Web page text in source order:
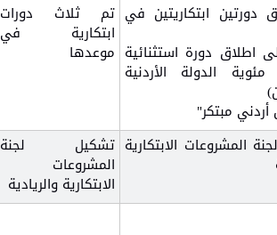
دورتين ابتكاريتين في
اطلاق دورة استثنائية
مئوية الدولة الأردنية
مبتكر"
تم ثلاث دورات
ابتكارية في
موعدها
المشروعات الابتكارية تشكيل لجنة
المشروعات
الابتكارية والريادية